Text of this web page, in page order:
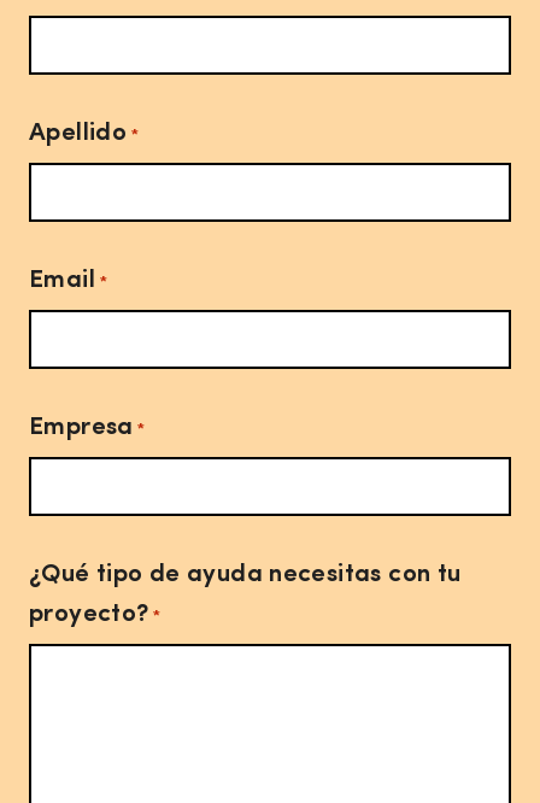
Apellido *
Email *
Empresa *
¿Qué tipo de ayuda necesitas con tu
proyecto? *